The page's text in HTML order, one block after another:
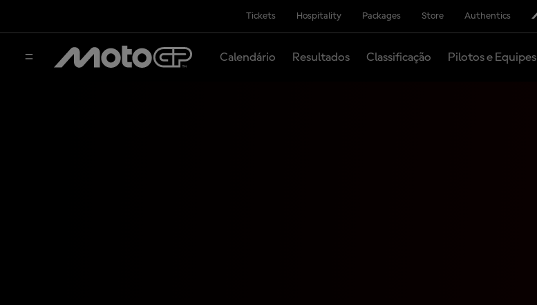
Tickets Hospitality Packages Store Authentics
Calendário Resultados Classificação Pilotos e Equipes